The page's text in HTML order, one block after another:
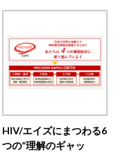
HIV/エイズにまつわる6
つの“理解のギャッ